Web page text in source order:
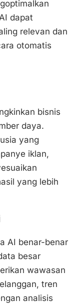
dapat
relevan dan
otomatis
bisnis
daya.
yang
iklan,
yang lebih
AI benar-benar
besar
wawasan
tren
analisis